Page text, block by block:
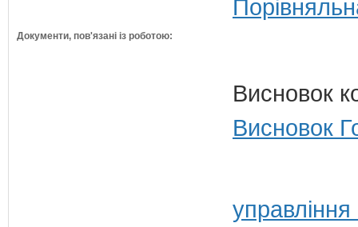
Документи, пов'язані із роботою:
Висновок
Висновок